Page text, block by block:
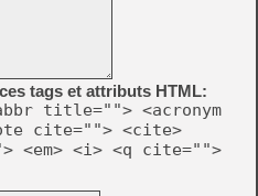
tags et attributs HTML:
title=""> <acronym
cite=""> <cite>
<em> <i> <q cite="">